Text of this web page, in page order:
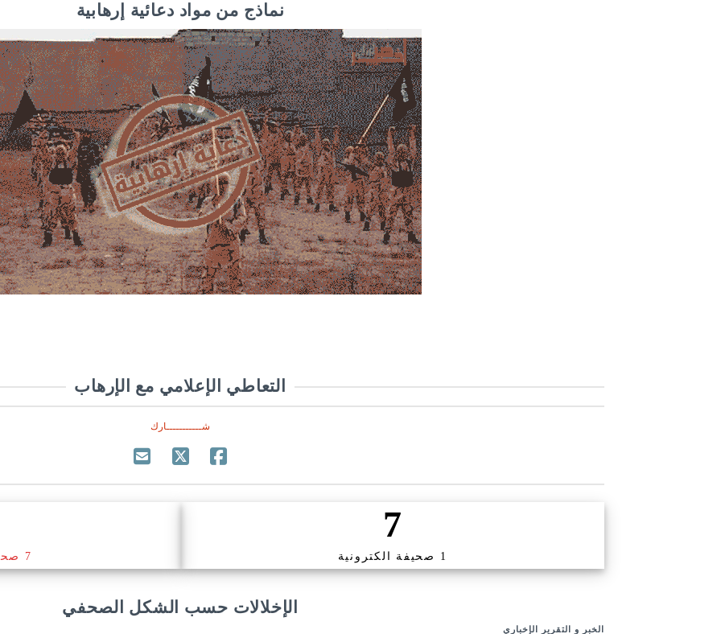
نماذج من مواد دعائية إرهابية
التعاطي الإعلامي مع الإرهاب
شـــــــــــارك
7
1 صحيفة الكترونية 7 صحيفة ورقية يومية
الإخلالات حسب الشكل الصحفي
الخبر و التقرير الإخباري